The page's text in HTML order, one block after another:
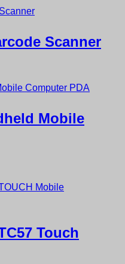
Scanner
Mobile
Touch